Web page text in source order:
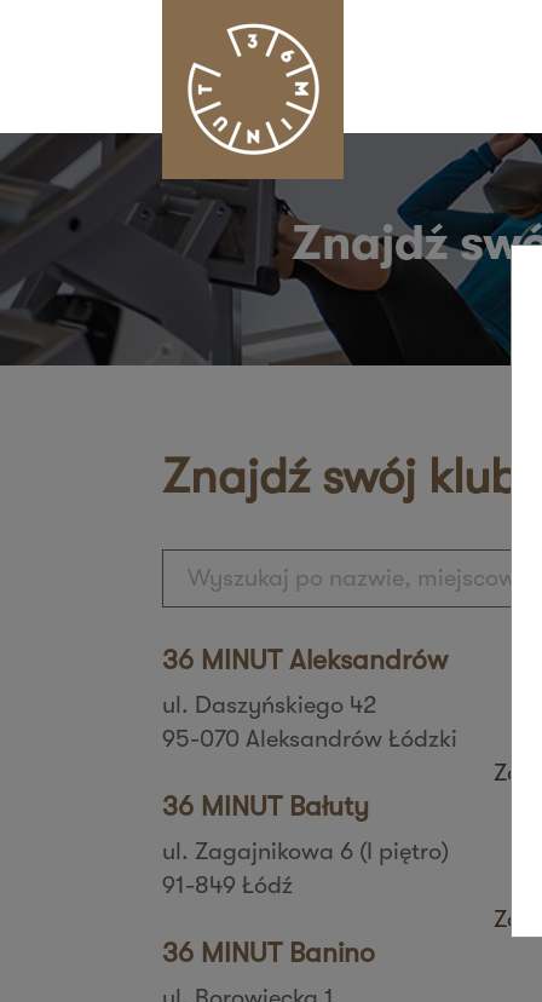
Znajdź
Znajdź swój klub
36 MINUT Aleksandrów
ul. Daszyńskiego 42
95-070 Aleksandrów Łódzki
36 MINUT Bałuty
ul. Zagajnikowa 6 (I piętro)
91-849 Łódź
36 MINUT Banino